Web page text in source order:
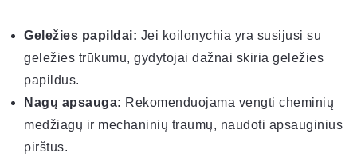
Geležies papildai: Jei koilonychia yra susijusi su
geležies trūkumu, gydytojai dažnai skiria geležies
papildus.
Nagų apsauga: Rekomenduojama vengti cheminių
medžiagų ir mechaninių traumų, naudoti apsauginius
pirštus.